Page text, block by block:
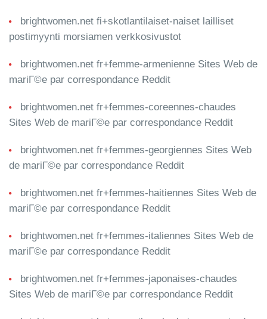
brightwomen.net fi+skotlantilaiset-naiset lailliset
postimyynti morsiamen verkkosivustot
brightwomen.net fr+femme-armenienne Sites Web de
mariГ©e par correspondance Reddit
brightwomen.net fr+femmes-coreennes-chaudes
Sites Web de mariГ©e par correspondance Reddit
brightwomen.net fr+femmes-georgiennes Sites Web
de mariГ©e par correspondance Reddit
brightwomen.net fr+femmes-haitiennes Sites Web de
mariГ©e par correspondance Reddit
brightwomen.net fr+femmes-italiennes Sites Web de
mariГ©e par correspondance Reddit
brightwomen.net fr+femmes-japonaises-chaudes
Sites Web de mariГ©e par correspondance Reddit